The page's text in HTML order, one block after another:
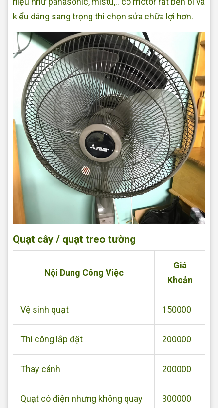
kiểu dáng sang trọng thì chọn sửa chữa lợi hơn.
Quạt cây / quạt treo tường
Nội Dung Công Việc
Giá
Khoản
Vệ sinh quạt 150000
Thi công lắp đặt 200000
Thay cánh 200000
Quạt có điện nhưng không quay 300000